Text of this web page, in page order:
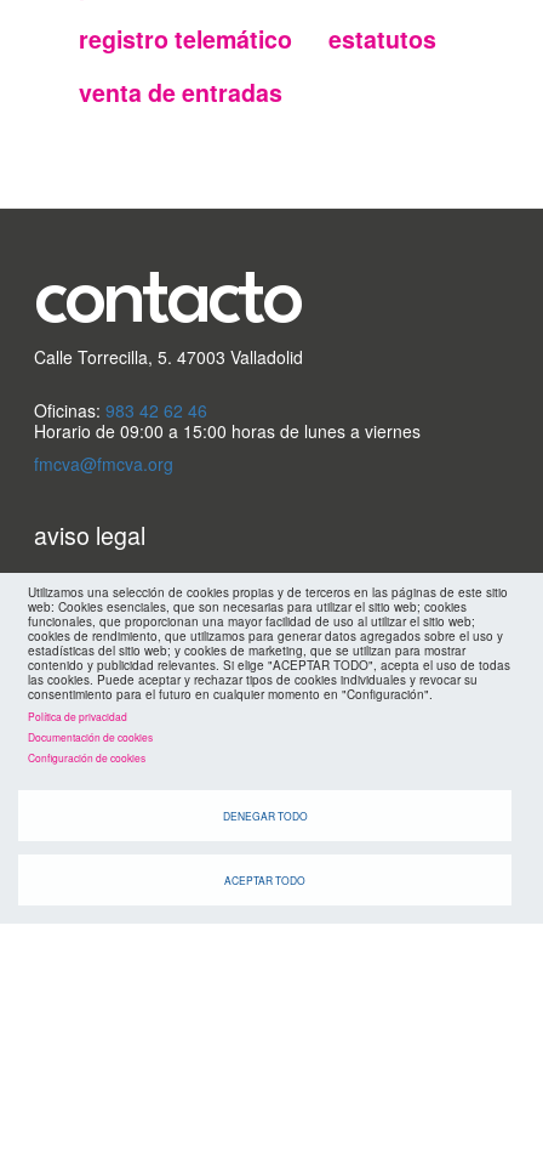
secundario
FMC
registro telemático
estatutos
venta de entradas
Utilizamos una selección de cookies propias y de terceros en las páginas de este sitio
web: Cookies esenciales, que son necesarias para utilizar el sitio web; cookies
funcionales, que proporcionan una mayor facilidad de uso al utilizar el sitio web;
cookies de rendimiento, que utilizamos para generar datos agregados sobre el uso y
estadísticas del sitio web; y cookies de marketing, que se utilizan para mostrar
contenido y publicidad relevantes. Si elige "ACEPTAR TODO", acepta el uso de todas
las cookies. Puede aceptar y rechazar tipos de cookies individuales y revocar su
consentimiento para el futuro en cualquier momento en "Configuración".
Política de privacidad
Documentación de cookies
Configuración de cookies
DENEGAR TODO
ACEPTAR TODO
contacto
Calle Torrecilla, 5. 47003 Valladolid
Oficinas: 983 42 62 46
Horario de 09:00 a 15:00 horas de lunes a viernes
fmcva@fmcva.org
Menu
footer
FMC
aviso legal
mapa web
políticas de privacidad
cookies